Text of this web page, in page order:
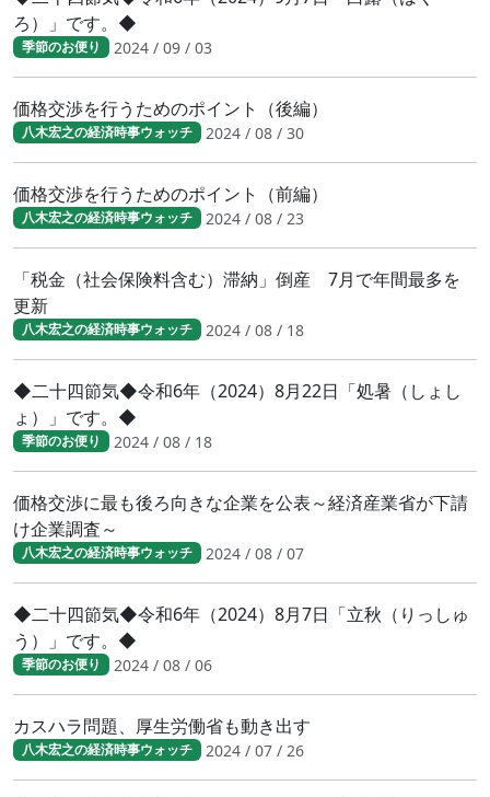
ろ）」です。◆
季節のお便り 2024 / 09 / 03
価格交渉を行うためのポイント（後編）
八木宏之の経済時事ウォッチ 2024 / 08 / 30
価格交渉を行うためのポイント（前編）
八木宏之の経済時事ウォッチ 2024 / 08 / 23
「税金（社会保険料含む）滞納」倒産 7月で年間最多を
更新
八木宏之の経済時事ウォッチ 2024 / 08 / 18
◆二十四節気◆令和6年（2024）8月22日「処暑（しょし
ょ）」です。◆
季節のお便り 2024 / 08 / 18
価格交渉に最も後ろ向きな企業を公表～経済産業省が下請
け企業調査～
八木宏之の経済時事ウォッチ 2024 / 08 / 07
◆二十四節気◆令和6年（2024）8月7日「立秋（りっしゅ
う）」です。◆
季節のお便り 2024 / 08 / 06
カスハラ問題、厚生労働省も動き出す
八木宏之の経済時事ウォッチ 2024 / 07 / 26